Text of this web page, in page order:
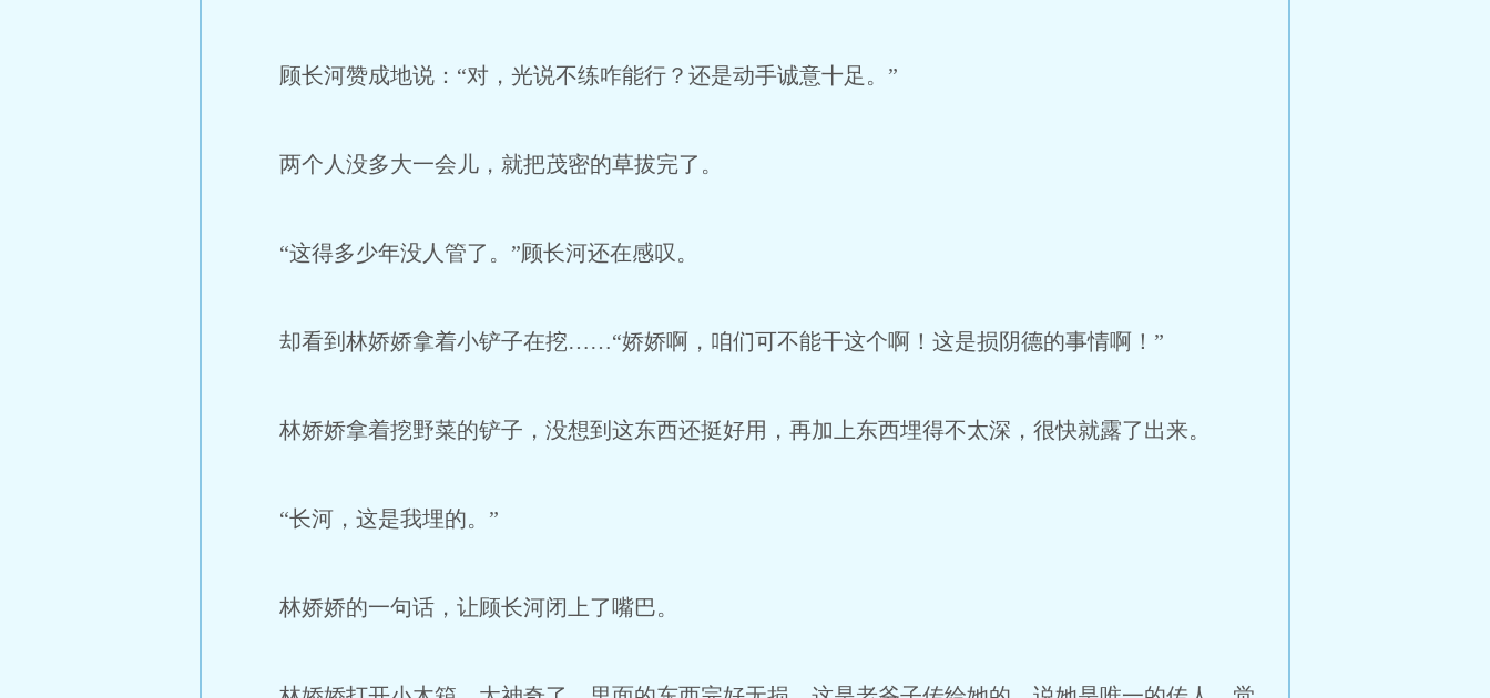
顾长河赞成地说：“对，光说不练咋能行？还是动手诚意十足。”
两个人没多大一会儿，就把茂密的草拔完了。
“这得多少年没人管了。”顾长河还在感叹。
却看到林娇娇拿着小铲子在挖……“娇娇啊，咱们可不能干这个啊！这是损阴德的事情啊！”
林娇娇拿着挖野菜的铲子，没想到这东西还挺好用，再加上东西埋得不太深，很快就露了出来。
“长河，这是我埋的。”
林娇娇的一句话，让顾长河闭上了嘴巴。